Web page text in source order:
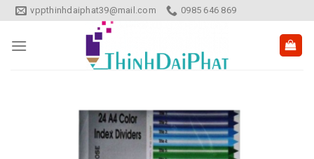
Skip
to
content
vppthinhdaiphat39@mail.com 0985 646 869